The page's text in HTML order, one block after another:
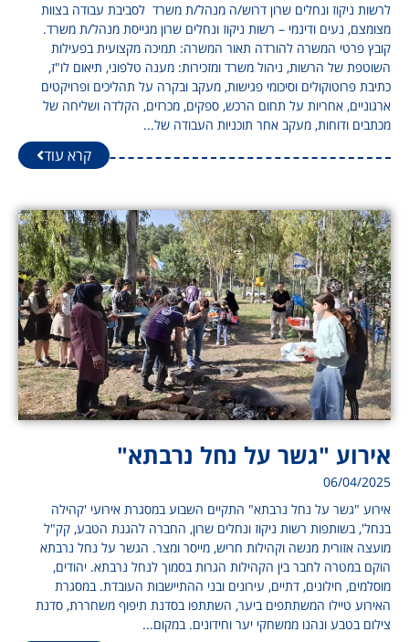
לרשות ניקוז ונחלים שרון דרוש/ה מנהל/ת משרד לסביבת עבודה בצוות
מצומצם, נעים ודינמי – רשות ניקוז ונחלים שרון מגייסת מנהל/ת משרד.
קובץ פרטי המשרה להורדה תאור המשרה: תמיכה מקצועית בפעילות
השוטפת של הרשות, ניהול משרד ומזכירות: מענה טלפוני, תיאום לו"ז,
כתיבת פרוטוקולים וסיכומי פגישות, מעקב ובקרה על תהליכים ופרויקטים
ארגוניים, אחריות על תחום הרכש, ספקים, מכרזים, הקלדה ושליחה של
מכתבים ודוחות, מעקב אחר תוכניות העבודה של...
קרא עוד
אירוע "גשר על נחל נרבתא"
06/04/2025
אירוע "גשר על נחל נרבתא" התקיים השבוע במסגרת אירועי 'קהילה
בנחל', בשותפות רשות ניקוז ונחלים שרון, החברה להגנת הטבע, קק"ל
מועצה אזורית מנשה וקהילות חריש, מייסר ומצר. הגשר על נחל נרבתא
הוקם במטרה לחבר בין הקהילות הגרות בסמוך לנחל נרבתא. יהודים,
מוסלמים, חילונים, דתיים, עירונים ובני ההתיישבות העובדת. במסגרת
האירוע טיילו המשתתפים ביער, השתתפו בסדנת תיפוף משחררת, סדנת
צילום בטבע ונהנו ממשחקי יער וחידונים. במקום...